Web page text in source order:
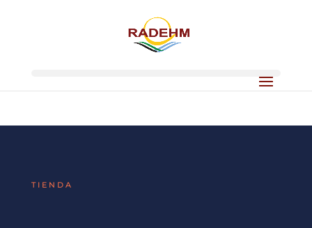
TIENDA